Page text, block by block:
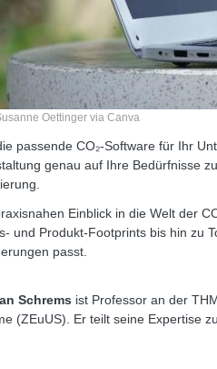
Oettinger via Canva
passende CO₂-Software für Ihr
genau auf Ihre Bedürfnisse
Einblick in die Welt der
und Produkt-Footprints bis hin zu
passt.
Schrems ist Professor an der
(ZEuUS). Er teilt seine Expertise